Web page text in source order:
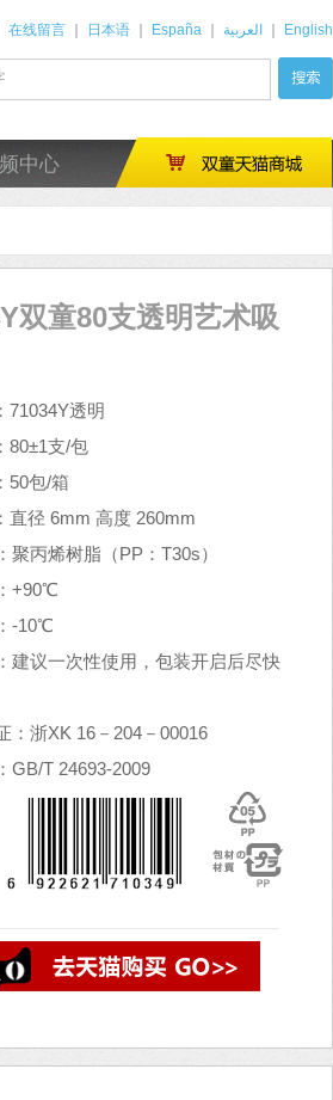
在线留言 日本语 España العربية English
中心
双童80支透明艺术吸
透明
支/包
包/箱
径 6mm 高度 260mm
聚丙烯树脂（PP：T30s）
+90℃
-10℃
建议一次性使用，包装开启后尽快
：浙XK 16－204－00016
GB/T 24693-2009